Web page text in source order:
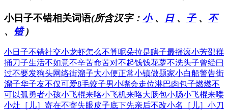
小日子不错相关词语(所含汉字： 小、 日、 子、 不
、 错)
小日子不错社交小龙虾怎么不算呢朵拉是瞎子最摇滚小芳邵群
捅刀子生活不如意不辛苦命苦对不起钱钱花萝不洗头子曾经曰
过不要发狗头网络街溜子大小便正常小镇做题家小白船警告街
溜子华子友不仅可爱8毛饺子男小嘴会走位淋巴肉包子燃燃不
可以孤勇者小孩小飞棍来咯小飞机来咯大肠包小肠小飞棍来喽
小灶［儿］ 寄在不寄失眼皮子底下先亲后不改小名［儿］ 小刀